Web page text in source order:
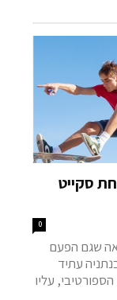
סקייט
0
שגם הפעם
עתיד
עליו